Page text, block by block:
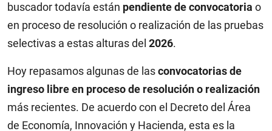
buscador todavía están pendiente de convocatoria o
en proceso de resolución o realización de las pruebas
selectivas a estas alturas del 2026.
Hoy repasamos algunas de lasconvocatorias de
ingreso libreen proceso de resolución o realización
más recientes. De acuerdo con el Decreto del Área
de Economía, Innovación y Hacienda, esta es la